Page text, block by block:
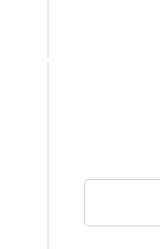
NOUS ?